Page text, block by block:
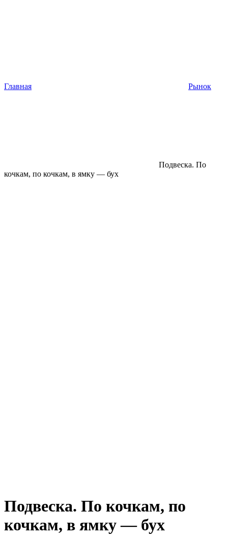
Главная Рынок
Подвеска. По
кочкам, по кочкам, в ямку — бух
Подвеска. По кочкам, по
кочкам, в ямку — бух